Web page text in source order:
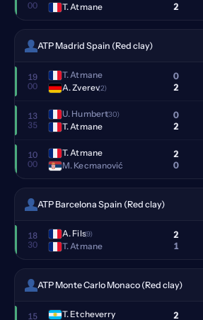
00
T. Atmane
2
ATP Madrid Spain (Red clay)
19
00
T. Atmane
A. Zverev(2)
0
2
13
35
U. Humbert(30)
T. Atmane
0
2
10
00
T. Atmane
M. Kecmanović
2
0
ATP Barcelona Spain (Red clay)
18
30
A. Fils(9)
T. Atmane
2
1
ATP Monte Carlo Monaco (Red clay)
15 T. Etcheverry 2